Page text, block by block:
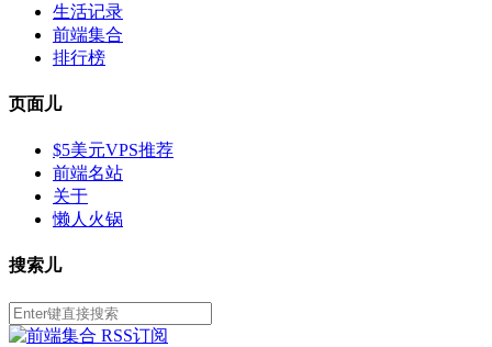
生活记录
前端集合
排行榜
页面儿
$5美元VPS推荐
前端名站
关于
懒人火锅
搜索儿